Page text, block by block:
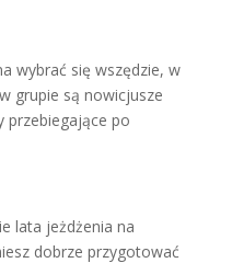
wybrać się wszędzie, w
grupie są nowicjusze
przebiegające po
lata jeżdżenia na
dobrze przygotować